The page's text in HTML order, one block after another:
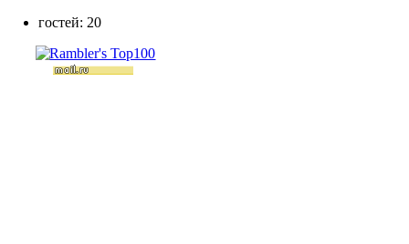
гостей: 20